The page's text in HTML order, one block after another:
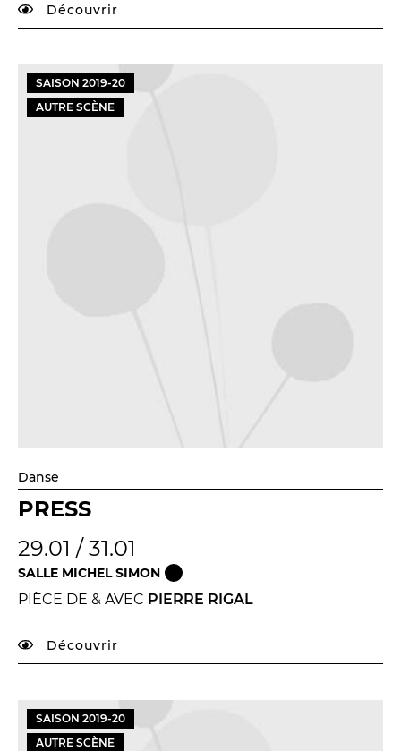
Découvrir
SAISON 2019-20
AUTRE SCÈNE
Danse
PRESS
29.01 / 31.01
SALLE MICHEL SIMON
PIÈCE DE & AVEC PIERRE RIGAL
Découvrir
SAISON 2019-20
AUTRE SCÈNE